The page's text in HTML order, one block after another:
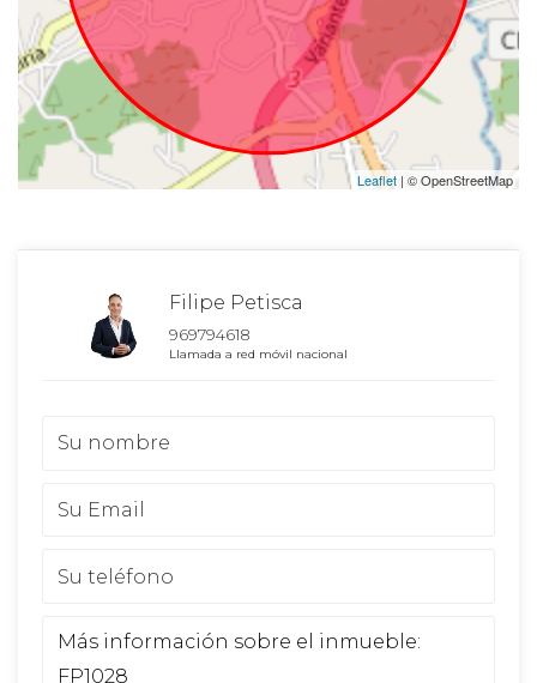
Leaflet | © OpenStreetMap
Filipe Petisca
969794618
Llamada a red móvil nacional